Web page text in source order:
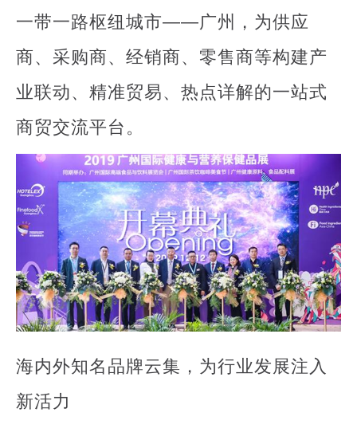
一带一路枢纽城市——广州，为供应
商、采购商、经销商、零售商等构建产
业联动、精准贸易、热点详解的一站式
商贸交流平台。
海内外知名品牌云集，为行业发展注入
新活力